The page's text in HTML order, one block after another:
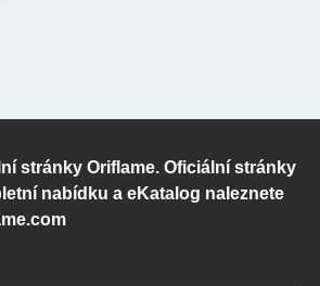
stránky Oriflame. Oficiální stránky
nabídku a eKatalog naleznete